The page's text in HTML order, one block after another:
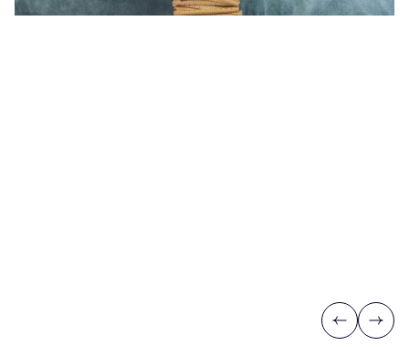
Previous
Next